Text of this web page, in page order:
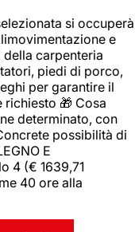
si occuperà
e
carpenteria
piedi di porco,
per garantire il
🎁 Cosa
determinato, con
possibilità di
E
4 (€ 1639,71
40 ore alla